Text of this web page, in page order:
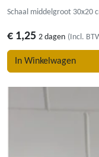
Schaal middelgroot 30x20
€ 1,25 2 dagen (Incl.
In Winkelwagen